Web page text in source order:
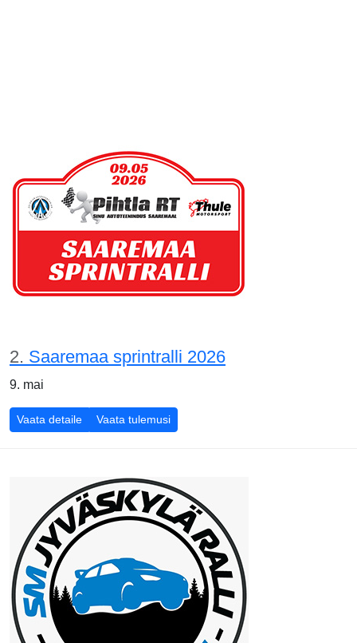
2. Saaremaa sprintralli 2026
9. mai
Vaata detaile Vaata tulemusi